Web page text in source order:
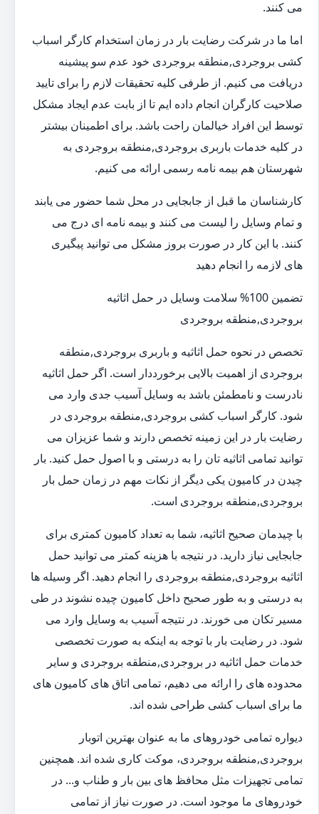
می کنند.
اما ما در شرکت رضایت بار در زمان استخدام کارگر اسباب
کشی بروجردی,منطقه بروجردی خود عدم سو پیشینه
دریافت می کنیم. از طرفی کلیه تحقیقات لازم را برای تایید
صلاحیت کارگران انجام داده ایم تا از بابت عدم ایجاد مشکل
توسط این افراد خیالمان راحت باشد. برای اطمینان بیشتر
در کلیه خدمات باربری بروجردی,منطقه بروجردی به
شهرستان هم بیمه نامه رسمی ارائه می کنیم.
کارشناسان ما قبل از جابجایی در محل شما حضور می یابند
و تمام وسایل را لیست می کنند و بیمه نامه ای درج می
کنند. با این کار در صورت بروز مشکل می توانید پیگیری
های لازمه را انجام دهید
تضمین 100% سلامت وسایل در حمل اثاثیه
بروجردی,منطقه بروجردی
تخصص در نحوه حمل اثاثیه و باربری بروجردی,منطقه
بروجردی از اهمیت بالایی برخورددار است. اگر حمل اثاثیه
نادرست و نامطمئن باشد به وسایل آسیب جدی وارد می
شود. کارگر اسباب کشی بروجردی,منطقه بروجردی در
رضایت بار در این زمینه تخصص دارند و شما عزیزان می
توانید تمامی اثاثیه تان را به درستی و با اصول حمل کنید. بار
چیدن در کامیون یکی دیگر از نکات مهم در زمان حمل بار
بروجردی,منطقه بروجردی است.
با چیدمان صحیح اثاثیه، شما به تعداد کامیون کمتری برای
جابجایی نیاز دارید. در نتیجه با هزینه کمتر می توانید حمل
اثاثیه بروجردی,منطقه بروجردی را انجام دهید. اگر وسیله ها
به درستی و به طور صحیح داخل کامیون چیده نشوند در طی
مسیر تکان می خورند. در نتیجه آسیب به وسایل وارد می
شود. در رضایت بار با توجه به اینکه به صورت تخصصی
خدمات حمل اثاثیه در بروجردی,منطقه بروجردی و سایر
محدوده های را ارائه می دهیم، تمامی اتاق های کامیون های
ما برای اسباب کشی طراحی شده اند.
دیواره تمامی خودروهای ما به عنوان بهترین اتوبار
بروجردی,منطقه بروجردی، موکت کاری شده اند. همچنین
تمامی تجهیزات مثل محافظ های بین بار و طناب و... در
خودروهای ما موجود است. در صورت نیاز از تمامی